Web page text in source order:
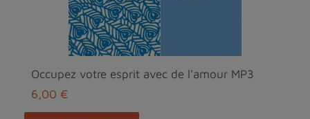
Occupez votre esprit avec de l'amour MP3
6,00 €